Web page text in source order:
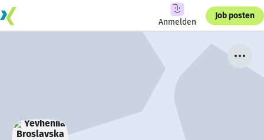
Anmelden
Job posten